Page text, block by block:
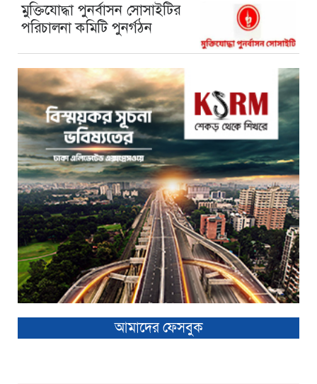
মুক্তিযোদ্ধা পুনর্বাসন সোসাইটির
পরিচালনা কমিটি পুনর্গঠন
আমাদের ফেসবুক